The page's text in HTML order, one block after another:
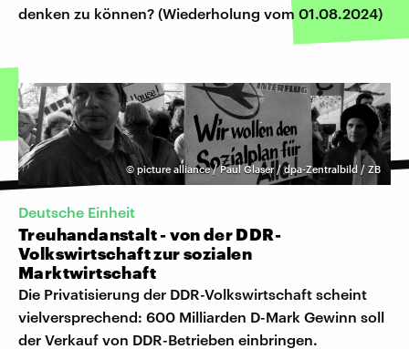
denken zu können? (Wiederholung vom 01.08.2024)
©picture alliance / Paul Glaser / dpa-Zentralbild / ZB
Deutsche Einheit
Treuhandanstalt - von der DDR-
Volkswirtschaft zur sozialen
Marktwirtschaft
Die Privatisierung der DDR-Volkswirtschaft scheint
vielversprechend: 600 Milliarden D-Mark Gewinn soll
der Verkauf von DDR-Betrieben einbringen.